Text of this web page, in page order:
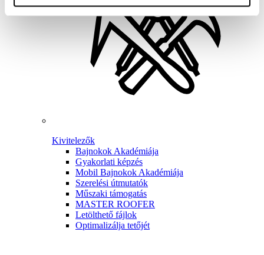
Kivitelezők
Bajnokok Akadémiája
Gyakorlati képzés
Mobil Bajnokok Akadémiája
Szerelési útmutatók
Műszaki támogatás
MASTER ROOFER
Letölthető fájlok
Optimalizálja tetőjét